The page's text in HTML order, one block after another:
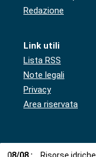
Redazione
Link utili
Lista RSS
Note legali
Privacy
Area riservata